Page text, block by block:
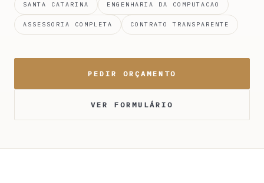
SANTA CATARINA ENGENHARIA DA COMPUTACAO
ASSESSORIA COMPLETA CONTRATO TRANSPARENTE
PEDIR ORÇAMENTO
VER FORMULÁRIO